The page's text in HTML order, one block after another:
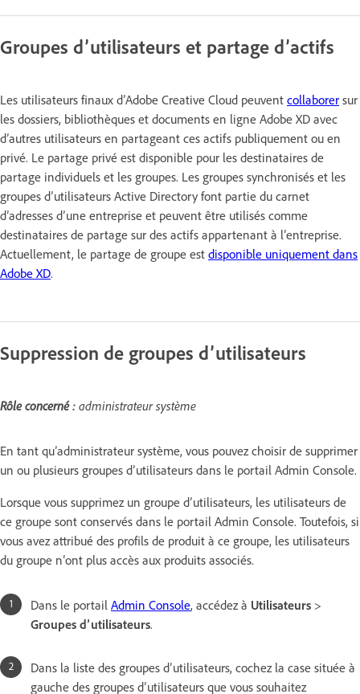
Groupes d’utilisateurs et partage d’actifs
Les utilisateurs finaux d’Adobe Creative Cloud peuvent collaborer sur
les dossiers, bibliothèques et documents en ligne Adobe XD avec
d’autres utilisateurs en partageant ces actifs publiquement ou en
privé. Le partage privé est disponible pour les destinataires de
partage individuels et les groupes. Les groupes synchronisés et les
groupes d’utilisateurs Active Directory font partie du carnet
d’adresses d’une entreprise et peuvent être utilisés comme
destinataires de partage sur des actifs appartenant à l’entreprise.
Actuellement, le partage de groupe est disponible uniquement dans
Adobe XD.
Suppression de groupes d’utilisateurs
Rôle concerné : administrateur système
En tant qu’administrateur système, vous pouvez choisir de supprimer
un ou plusieurs groupes d’utilisateurs dans le portail Admin Console.
Lorsque vous supprimez un groupe d’utilisateurs, les utilisateurs de
ce groupe sont conservés dans le portail Admin Console. Toutefois, si
vous avez attribué des profils de produit à ce groupe, les utilisateurs
du groupe n’ont plus accès aux produits associés.
Dans le portail Admin Console, accédez à Utilisateurs >
Groupes d’utilisateurs.
Dans la liste des groupes d’utilisateurs, cochez la case située à
gauche des groupes d’utilisateurs que vous souhaitez